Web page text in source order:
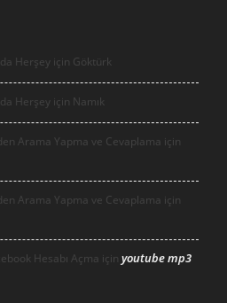
Herşey için Göktürk
Herşey için Namık
Arama Yapma ve Cevaplama için
Arama Yapma ve Cevaplama için
Hesabı Açma için youtube mp3